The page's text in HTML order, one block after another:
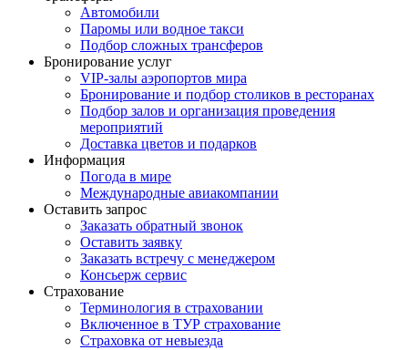
Автомобили
Паромы или водное такси
Подбор сложных трансферов
Бронирование услуг
VIP-залы аэропортов мира
Бронирование и подбор столиков в ресторанах
Подбор залов и организация проведения
мероприятий
Доставка цветов и подарков
Информация
Погода в мире
Международные авиакомпании
Оставить запрос
Заказать обратный звонок
Оставить заявку
Заказать встречу с менеджером
Консьерж сервис
Страхование
Терминология в страховании
Включенное в ТУР страхование
Страховка от невыезда